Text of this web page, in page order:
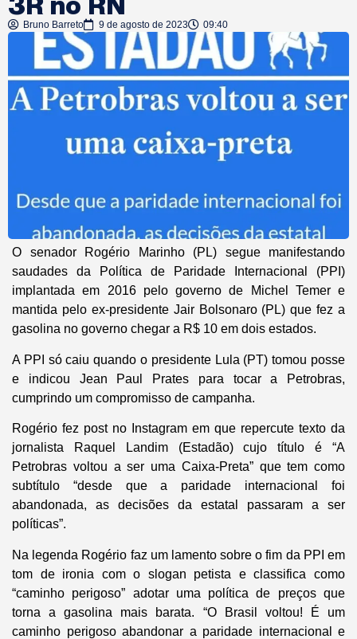
Bruno Barreto 9 de agosto de 2023 09:40
O senador Rogério Marinho (PL) segue manifestando
saudades da Política de Paridade Internacional (PPI)
implantada em 2016 pelo governo de Michel Temer e
mantida pelo ex-presidente Jair Bolsonaro (PL) que fez a
gasolina no governo chegar a R$ 10 em dois estados.
A PPI só caiu quando o presidente Lula (PT) tomou posse
e indicou Jean Paul Prates para tocar a Petrobras,
cumprindo um compromisso de campanha.
Rogério fez post no Instagram em que repercute texto da
jornalista Raquel Landim (Estadão) cujo título é “A
Petrobras voltou a ser uma Caixa-Preta” que tem como
subtítulo “desde que a paridade internacional foi
abandonada, as decisões da estatal passaram a ser
políticas”.
Na legenda Rogério faz um lamento sobre o fim da PPI em
tom de ironia com o slogan petista e classifica como
“caminho perigoso” adotar uma política de preços que
torna a gasolina mais barata. “O Brasil voltou! É um
caminho perigoso abandonar a paridade internacional e